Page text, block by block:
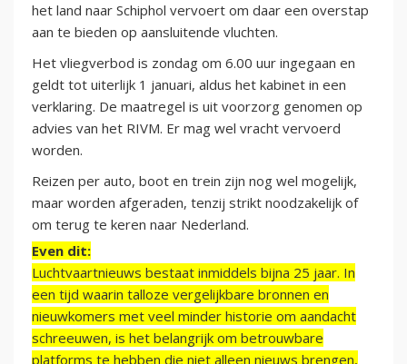
het land naar Schiphol vervoert om daar een overstap
aan te bieden op aansluitende vluchten.
Het vliegverbod is zondag om 6.00 uur ingegaan en
geldt tot uiterlijk 1 januari, aldus het kabinet in een
verklaring. De maatregel is uit voorzorg genomen op
advies van het RIVM. Er mag wel vracht vervoerd
worden.
Reizen per auto, boot en trein zijn nog wel mogelijk,
maar worden afgeraden, tenzij strikt noodzakelijk of
om terug te keren naar Nederland.
Even dit:
Luchtvaartnieuws bestaat inmiddels bijna 25 jaar. In
een tijd waarin talloze vergelijkbare bronnen en
nieuwkomers met veel minder historie om aandacht
schreeuwen, is het belangrijk om betrouwbare
platforms te hebben die niet alleen nieuws brengen,